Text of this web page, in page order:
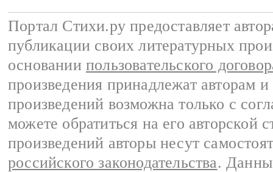
Портал Стихи.ру предоставляет
публикации своих литературных
основании пользовательского
произведения принадлежат авторам
произведений возможна только с
можете обратиться на его авторской
произведений авторы несут
российского законодательства.